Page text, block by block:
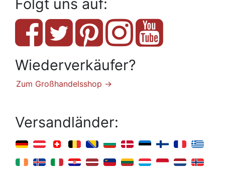
Folgt uns auf:
Wiederverkäufer?
Zum Großhandelsshop →
Versandländer: